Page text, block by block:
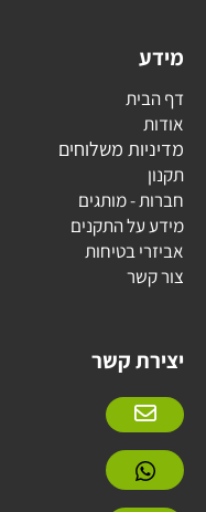
מידע
דף הבית
אודות
מדיניות משלוחים
תקנון
חברות - מותגים
מידע על התקנים
אביזרי בטיחות
צור קשר
יצירת קשר